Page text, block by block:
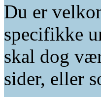
Du er
specifikke
skal dog
sider, eller